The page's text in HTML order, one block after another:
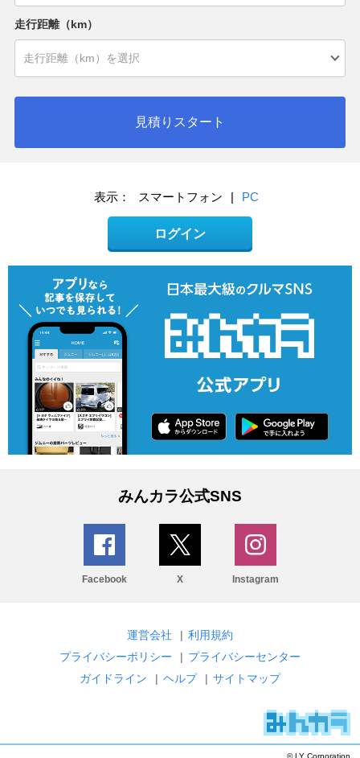
走行距離（km）
見積りスタート
表示： スマートフォン | PC
ログイン
みんカラ公式SNS
Facebook X Instagram
運営会社 | 利用規約
プライバシーポリシー
| プライバシーセンター
ガイドライン
| ヘルプ | サイトマップ
© LY Corporation